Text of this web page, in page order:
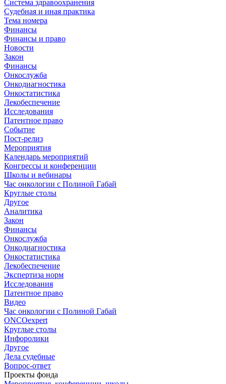
Система здравоохранения
Судебная и иная практика
Тема номера
Финансы
Финансы и право
Новости
Закон
Финансы
Онкослужба
Онкодиагностика
Онкостатистика
Лекобеспечение
Исследования
Патентное право
Событие
Пост-релиз
Мероприятия
Календарь мероприятий
Конгрессы и конференции
Школы и вебинары
Час онкологии с Полиной Габай
Круглые столы
Другое
Аналитика
Закон
Финансы
Онкослужба
Онкодиагностика
Онкостатистика
Лекобеспечение
Экспертиза норм
Исследования
Патентное право
Видео
Час онкологии с Полиной Габай
ONCOexpert
Круглые столы
Инфоролики
Другое
Дела судебные
Вопрос-ответ
Проекты фонда